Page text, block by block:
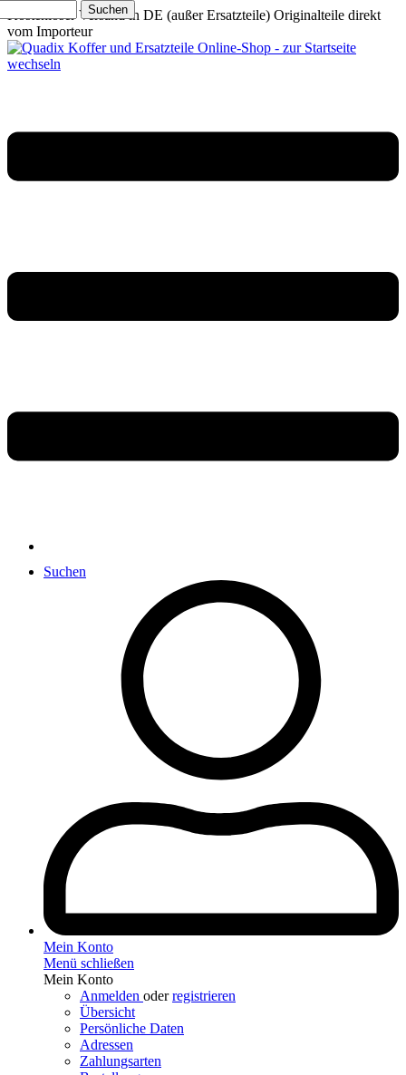
Kostenloser Versand in DE (außer Ersatzteile) Originalteile direkt
vom Importeur
Suchen
Suchen
Mein Konto
Menü schließen
Mein Konto
Anmelden oderregistrieren
Übersicht
Persönliche Daten
Adressen
Zahlungsarten